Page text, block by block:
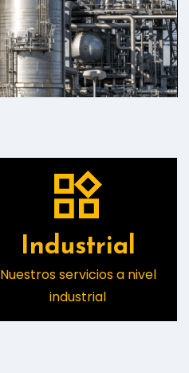
Industrial
Nuestros servicios a nivel
industrial